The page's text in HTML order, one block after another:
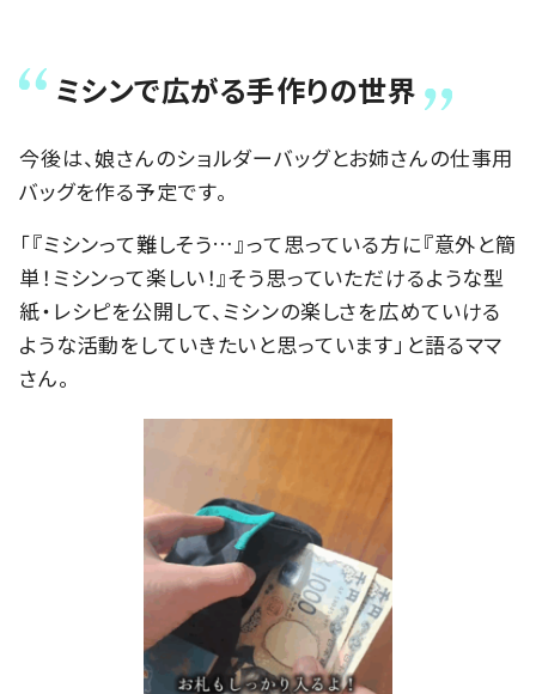
ミシンで広がる手作りの世界
今後は、娘さんのショルダーバッグとお姉さんの仕事用
バッグを作る予定です。
「『ミシンって難しそう…』って思っている方に『意外と簡
単！ミシンって楽しい！』そう思っていただけるような型
紙・レシピを公開して、ミシンの楽しさを広めていける
ような活動をしていきたいと思っています」と語るママ
さん。